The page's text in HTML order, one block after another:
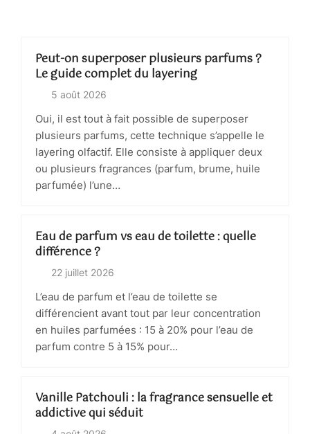
Peut-on superposer plusieurs parfums ?
Le guide complet du layering
5 août 2026
Oui, il est tout à fait possible de superposer
plusieurs parfums, cette technique s’appelle le
layering olfactif. Elle consiste à appliquer deux
ou plusieurs fragrances (parfum, brume, huile
parfumée) l’une…
Eau de parfum vs eau de toilette : quelle
différence ?
22 juillet 2026
L’eau de parfum et l’eau de toilette se
différencient avant tout par leur concentration
en huiles parfumées : 15 à 20% pour l’eau de
parfum contre 5 à 15% pour…
Vanille Patchouli : la fragrance sensuelle et
addictive qui séduit